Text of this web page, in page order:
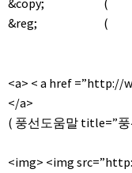
&copy; (
&reg; (
<a> < a href =”http://
</a>
( 풍선도움말 title=”풍
<img> <img